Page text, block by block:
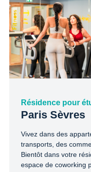
Résidence pour
Paris Sèvres
Vivez dans des
transports, des
Bientôt dans votre
espace de coworking